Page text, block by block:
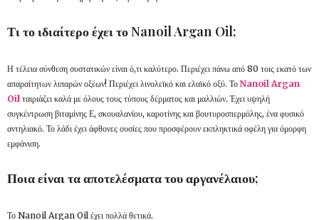
Τι το ιδιαίτερο έχει το Nanoil Argan Oil;
Η τέλεια σύνθεση συστατικών είναι ό,τι καλύτερο. Περιέχει πάνω από 80 τοις εκατό των
απαραίτητων λιπαρών οξέων! Περιέχει λινολεϊκό και ελαϊκό οξύ. Το Nanoil Argan
Oil ταιριάζει καλά με όλους τους τύπους δέρματος και μαλλιών. Έχει υψηλή
συγκέντρωση βιταμίνης Ε, σκουαλανίου, καροτίνης και βουτυροσπερμόλης, ένα φυσικό
αντηλιακό. Το λάδι έχει άφθονες ουσίες που προσφέρουν εκπληκτικά οφέλη για όμορφη
εμφάνιση.
Ποια είναι τα αποτελέσματα του αργανέλαιου;
Το Nanoil Argan Oil έχει πολλά θετικά.